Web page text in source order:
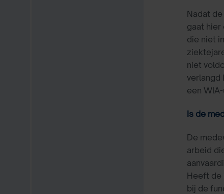
Nadat
gaat hier
die niet
niet
verlangd
een
Is de
De
arbeid
Heeft de
bij de